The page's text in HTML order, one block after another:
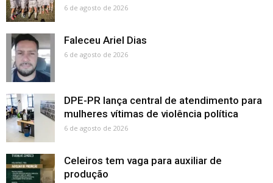
6 de agosto de 2026
Faleceu Ariel Dias
6 de agosto de 2026
DPE-PR lança central de atendimento para
mulheres vítimas de violência política
6 de agosto de 2026
Celeiros tem vaga para auxiliar de
produção